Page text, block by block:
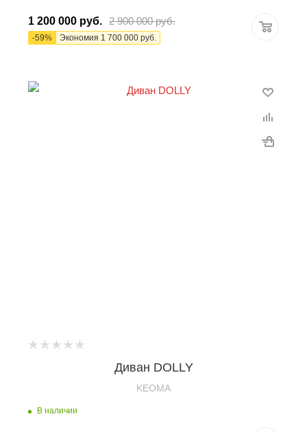
1 200 000 руб. 2 900 000руб.
-59% Экономия 1 700 000 руб.
Диван DOLLY
KEOMA
В наличии